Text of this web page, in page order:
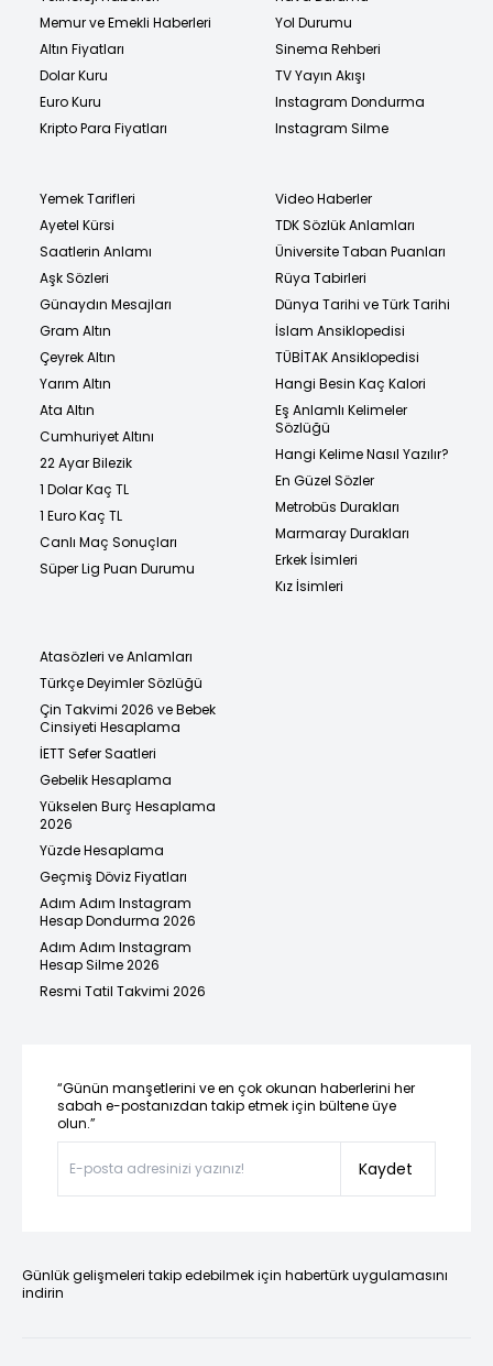
Memur ve Emekli Haberleri
Altın Fiyatları
Dolar Kuru
Euro Kuru
Kripto Para Fiyatları
Yol Durumu
Sinema Rehberi
TV Yayın Akışı
Instagram Dondurma
Instagram Silme
Yemek Tarifleri
Ayetel Kürsi
Saatlerin Anlamı
Aşk Sözleri
Günaydın Mesajları
Gram Altın
Çeyrek Altın
Yarım Altın
Ata Altın
Cumhuriyet Altını
22 Ayar Bilezik
1 Dolar Kaç TL
1 Euro Kaç TL
Canlı Maç Sonuçları
Süper Lig Puan Durumu
Video Haberler
TDK Sözlük Anlamları
Üniversite Taban Puanları
Rüya Tabirleri
Dünya Tarihi ve Türk Tarihi
İslam Ansiklopedisi
TÜBİTAK Ansiklopedisi
Hangi Besin Kaç Kalori
Eş Anlamlı Kelimeler
Sözlüğü
Hangi Kelime Nasıl Yazılır?
En Güzel Sözler
Metrobüs Durakları
Marmaray Durakları
Erkek İsimleri
Kız İsimleri
Atasözleri ve Anlamları
Türkçe Deyimler Sözlüğü
Çin Takvimi 2026 ve Bebek
Cinsiyeti Hesaplama
İETT Sefer Saatleri
Gebelik Hesaplama
Yükselen Burç Hesaplama
2026
Yüzde Hesaplama
Geçmiş Döviz Fiyatları
Adım Adım Instagram
Hesap Dondurma 2026
Adım Adım Instagram
Hesap Silme 2026
Resmi Tatil Takvimi 2026
“Günün manşetlerini ve en çok okunan haberlerini her
sabah e-postanızdan takip etmek için bültene üye
olun.”
Kaydet
Günlük gelişmeleri takip edebilmek için habertürk uygulamasını
indirin